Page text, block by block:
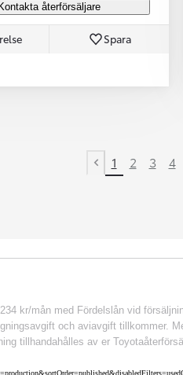
Kontakta återförsäljare
Spara
Previous page
1 2 3 4
kr/mån med Fördelslån vid
och aviavgift tillkommer.
tillhandahålles av er